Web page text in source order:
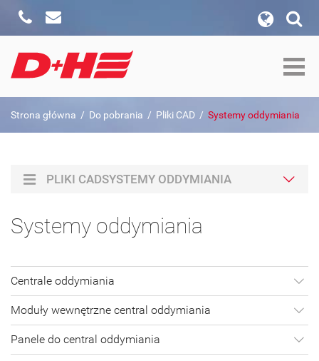
Formularz wyszukiwania
wyszukiwanie w witrynie
Szukaj
Strona główna / Do pobrania / Pliki CAD / Systemy oddymiania
PLIKI CADSYSTEMY ODDYMIANIA
Systemy oddymiania
Centrale oddymiania
Moduły wewnętrzne central oddymiania
Panele do central oddymiania